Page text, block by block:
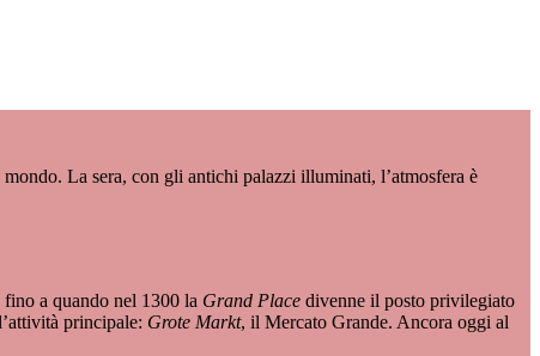
La sera, con gli antichi palazzi illuminati, l’atmosfera è
a quando nel 1300 la Grand Place divenne il posto privilegiato
principale: Grote Markt, il Mercato Grande. Ancora oggi al